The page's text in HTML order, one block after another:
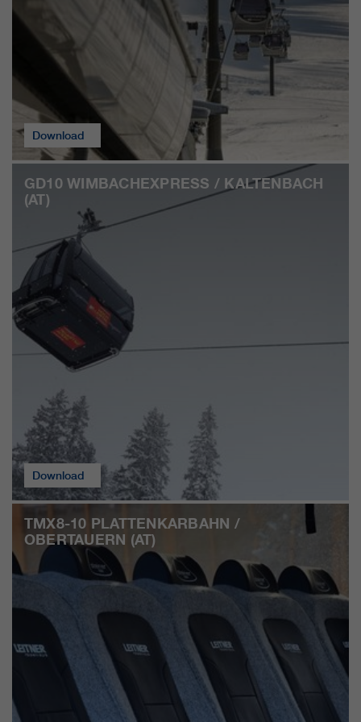
Download
GD10 WIMBACHEXPRESS / KALTENBACH
(AT)
Download
TMX8-10 PLATTENKARBAHN /
OBERTAUERN (AT)
clientes/ socios.